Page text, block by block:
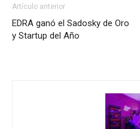
Artículo anterior
EDRA ganó el Sadosky de Oro
y Startup del Año